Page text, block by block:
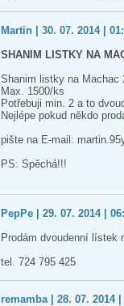
Martin | 30. 07. 2014 |
SHANIM LISTKY NA
Shanim listky na Machac
Max. 1500/ks
Potřebuji min. 2 a to
Nejlépe pokud někdo
pište na E-mail:
PS: Spěchá!!!
PepPe | 29. 07. 2014 |
Prodám dvoudenní lístek
tel. 724 795 425
remamba | 28. 07. 2014 |